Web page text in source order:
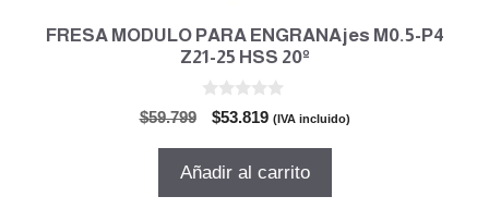
FRESA MODULO PARA ENGRANAjes M0.5-P4
Z21-25 HSS 20º
$59.799
El
original
$53.819El
actual
(IVA incluido)
Añadir al carrito